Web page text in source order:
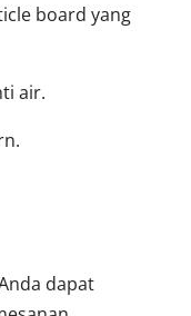
board yang
air.
dapat